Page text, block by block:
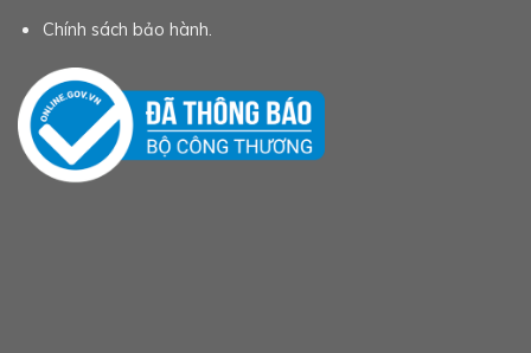
Chính sách bảo hành.